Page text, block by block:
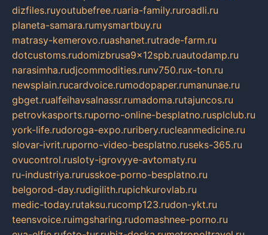
dizfiles.ruyoutubefree.ruaria-family.ruroadli.ru
planeta-samara.rumysmartbuy.ru
matrasy-kemerovo.ruashanet.rutrade-farm.ru
dotcustoms.rudomizbrusa9x12spb.ruautodamp.ru
narasimha.rudjcommodities.runv750.rux-ton.ru
newsplain.rucardvoice.rumodopaper.rumanunae.ru
gbget.rualfeihavsalnassr.rumadoma.rutajuncos.ru
petrovkasports.ruporno-online-besplatno.rusplclub.ru
york-life.rudoroga-expo.ruribery.rucleanmedicine.ru
slovar-ivrit.ruporno-video-besplatno.ruseks-365.ru
ovucontrol.rusloty-igrovyye-avtomaty.ru
ru-industriya.rurusskoe-porno-besplatno.ru
belgorod-day.rudigilith.rupichkurovlab.ru
medic-today.rutaksu.rucomp123.rudon-ykt.ru
teensvoice.ruimgsharing.rudomashnee-porno.ru